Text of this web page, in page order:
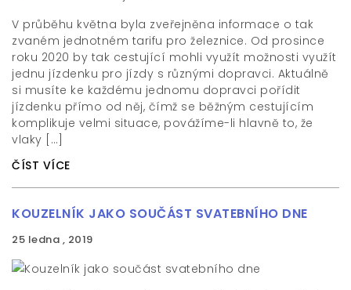
V průběhu května byla zveřejněna informace o tak
zvaném jednotném tarifu pro železnice. Od prosince
roku 2020 by tak cestující mohli využít možnosti využít
jednu jízdenku pro jízdy s různými dopravci. Aktuálně
si musíte ke každému jednomu dopravci pořídit
jízdenku přímo od něj, čímž se běžným cestujícím
komplikuje velmi situace, povážíme-li hlavně to, že
vlaky […]
ČÍST VÍCE
KOUZELNÍK JAKO SOUČÁST SVATEBNÍHO DNE
25 ledna , 2019